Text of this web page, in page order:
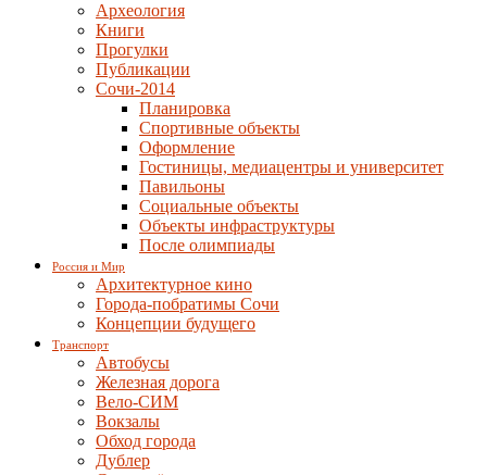
Археология
Книги
Прогулки
Публикации
Сочи-2014
Планировка
Спортивные объекты
Оформление
Гостиницы, медиацентры и университет
Павильоны
Социальные объекты
Объекты инфраструктуры
После олимпиады
Россия и Мир
Архитектурное кино
Города-побратимы Сочи
Концепции будущего
Транспорт
Автобусы
Железная дорога
Вело-СИМ
Вокзалы
Обход города
Дублер